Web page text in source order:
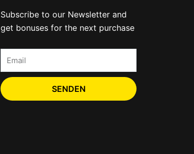
Subscribe to our Newsletter and
get bonuses for the next purchase
SENDEN